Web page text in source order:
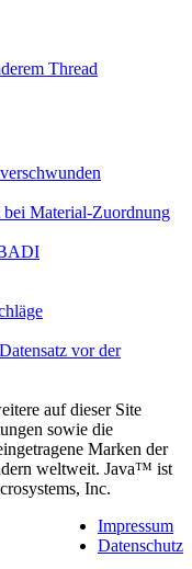
Thread
Material-Zuordnung
vor der
auf dieser Site
sowie die
Marken der
weltweit. Java™ ist
Inc.
Impressum
Datenschutz